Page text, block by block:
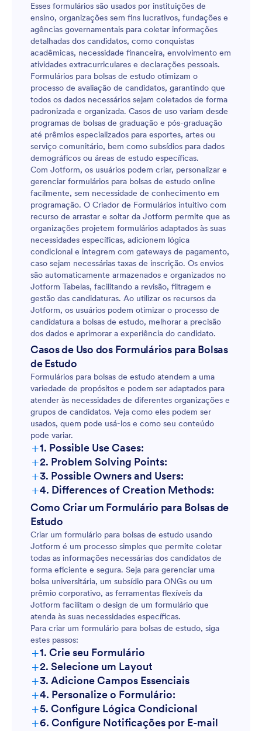
Esses formulários são usados por instituições de
ensino, organizações sem fins lucrativos, fundações e
agências governamentais para coletar informações
detalhadas dos candidatos, como conquistas
acadêmicas, necessidade financeira, envolvimento em
atividades extracurriculares e declarações pessoais.
Formulários para bolsas de estudo otimizam o
processo de avaliação de candidatos, garantindo que
todos os dados necessários sejam coletados de forma
padronizada e organizada. Casos de uso variam desde
programas de bolsas de graduação e pós-graduação
até prêmios especializados para esportes, artes ou
serviço comunitário, bem como subsídios para dados
demográficos ou áreas de estudo específicas.
Com Jotform, os usuários podem criar, personalizar e
gerenciar formulários para bolsas de estudo online
facilmente, sem necessidade de conhecimento em
programação. O Criador de Formulários intuitivo com
recurso de arrastar e soltar da Jotform permite que as
organizações projetem formulários adaptados às suas
necessidades específicas, adicionem lógica
condicional e integrem com gateways de pagamento,
caso sejam necessárias taxas de inscrição. Os envios
são automaticamente armazenados e organizados no
Jotform Tabelas, facilitando a revisão, filtragem e
gestão das candidaturas. Ao utilizar os recursos da
Jotform, os usuários podem otimizar o processo de
candidatura a bolsas de estudo, melhorar a precisão
dos dados e aprimorar a experiência do candidato.
Casos de Uso dos Formulários para Bolsas
de Estudo
Formulários para bolsas de estudo atendem a uma
variedade de propósitos e podem ser adaptados para
atender às necessidades de diferentes organizações e
grupos de candidatos. Veja como eles podem ser
usados, quem pode usá-los e como seu conteúdo
pode variar.
+1. Possible Use Cases:
+2. Problem Solving Points:
+3. Possible Owners and Users:
+4. Differences of Creation Methods:
Como Criar um Formulário para Bolsas de
Estudo
Criar um formulário para bolsas de estudo usando
Jotform é um processo simples que permite coletar
todas as informações necessárias dos candidatos de
forma eficiente e segura. Seja para gerenciar uma
bolsa universitária, um subsídio para ONGs ou um
prêmio corporativo, as ferramentas flexíveis da
Jotform facilitam o design de um formulário que
atenda às suas necessidades específicas.
Para criar um formulário para bolsas de estudo, siga
estes passos:
+1. Crie seu Formulário
+2. Selecione um Layout
+3. Adicione Campos Essenciais
+4. Personalize o Formulário:
+5. Configure Lógica Condicional
+6. Configure Notificações por E-mail